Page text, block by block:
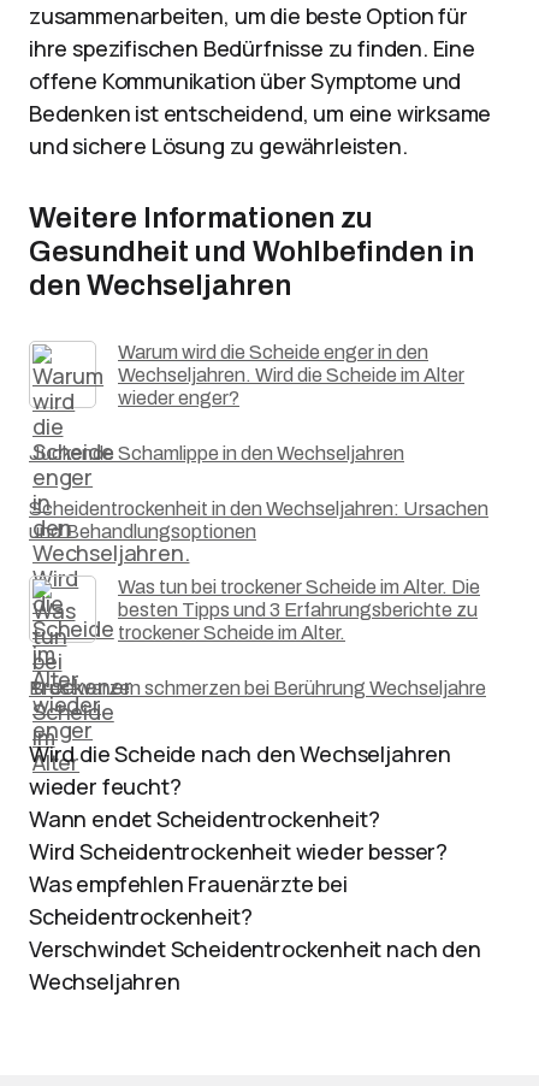
zusammenarbeiten, um die beste Option für
ihre spezifischen Bedürfnisse zu finden. Eine
offene Kommunikation über Symptome und
Bedenken ist entscheidend, um eine wirksame
und sichere Lösung zu gewährleisten.
Weitere Informationen zu
Gesundheit und Wohlbefinden in
den Wechseljahren
Warum wird die Scheide enger in den
Wechseljahren. Wird die Scheide im Alter
wieder enger?
Juckende Schamlippe in den Wechseljahren
Scheidentrockenheit in den Wechseljahren: Ursachen
und Behandlungsoptionen
Was tun bei trockener Scheide im Alter. Die
besten Tipps und 3 Erfahrungsberichte zu
trockener Scheide im Alter.
Brustwarzen schmerzen bei Berührung Wechseljahre
Wird die Scheide nach den Wechseljahren
wieder feucht?
Wann endet Scheidentrockenheit?
Wird Scheidentrockenheit wieder besser?
Was empfehlen Frauenärzte bei
Scheidentrockenheit?
Verschwindet Scheidentrockenheit nach den
Wechseljahren